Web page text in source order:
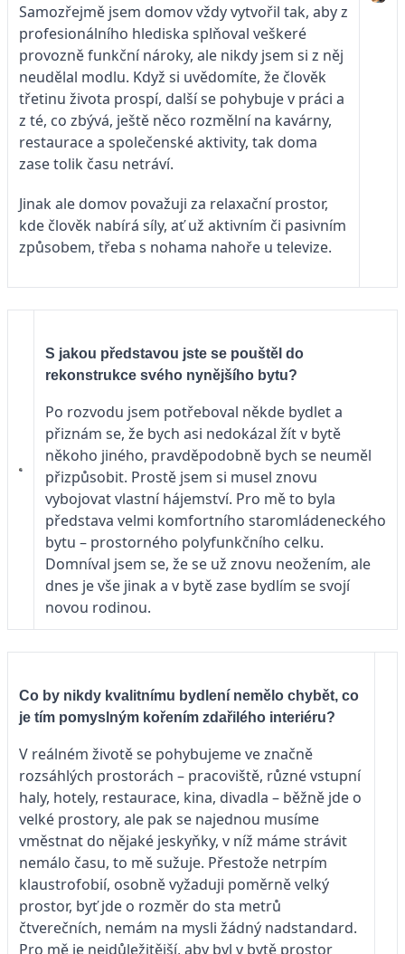
Samozřejmě jsem domov vždy vytvořil tak, aby z
profesionálního hlediska splňoval veškeré
provozně funkční nároky, ale nikdy jsem si z něj
neudělal modlu. Když si uvědomíte, že člověk
třetinu života prospí, další se pohybuje v práci a
z té, co zbývá, ještě něco rozmělní na kavárny,
restaurace a společenské aktivity, tak doma
zase tolik času netráví.
Jinak ale domov považuji za relaxační prostor,
kde člověk nabírá síly, ať už aktivním či pasivním
způsobem, třeba s nohama nahoře u televize.
S jakou představou jste se pouštěl do
rekonstrukce svého nynějšího bytu?
Po rozvodu jsem potřeboval někde bydlet a
přiznám se, že bych asi nedokázal žít v bytě
někoho jiného, pravděpodobně bych se neuměl
přizpůsobit. Prostě jsem si musel znovu
vybojovat vlastní hájemství. Pro mě to byla
představa velmi komfortního staromládeneckého
bytu – prostorného polyfunkčního celku.
Domníval jsem se, že se už znovu neožením, ale
dnes je vše jinak a v bytě zase bydlím se svojí
novou rodinou.
Co by nikdy kvalitnímu bydlení nemělo chybět, co
je tím pomyslným kořením zdařilého interiéru?
V reálném životě se pohybujeme ve značně
rozsáhlých prostorách – pracoviště, různé vstupní
haly, hotely, restaurace, kina, divadla – běžně jde o
velké prostory, ale pak se najednou musíme
vměstnat do nějaké jeskyňky, v níž máme strávit
nemálo času, to mě sužuje. Přestože netrpím
klaustrofobií, osobně vyžaduji poměrně velký
prostor, byť jde o rozměr do sta metrů
čtverečních, nemám na mysli žádný nadstandard.
Pro mě je nejdůležitější, aby byl v bytě prostor